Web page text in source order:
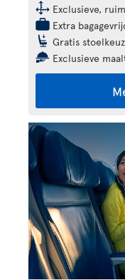
Exclusieve,
Extra
Gratis
Exclusieve